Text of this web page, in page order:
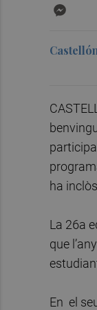
ha
La 26a
que
En el